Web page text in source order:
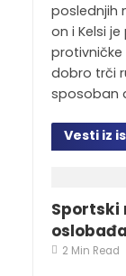
poslednjih
on i Kelsi
dobro trči
sposoban
Vesti iz
Sportski
2 Min Read